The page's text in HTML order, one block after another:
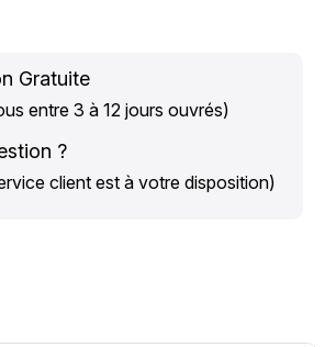
Gratuite
entre 3 à 12 jours ouvrés)
?
client est à votre disposition)